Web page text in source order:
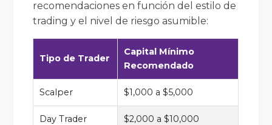
recomendaciones en función del estilo de
trading y el nivel de riesgo asumible:
Tipo de Trader
Capital Mínimo
Recomendado
Scalper $1,000 a $5,000
Day Trader $2,000 a $10,000